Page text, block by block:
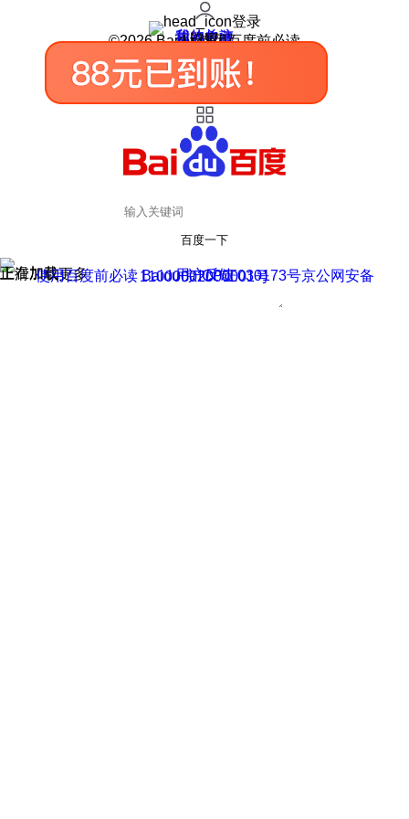
登录
我的关注
我的收藏
皮肤中心
用户反馈
设置
©2026 Baidu 使用百度前必读
百度一下
正在加载
上滑加载更多 用户反馈
使用百度前必读 Baidu 京ICP证030173号
京公网安备11000002000001号